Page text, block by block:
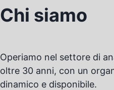
Chi siamo
Operiamo nel settore di
oltre 30 anni, con un
dinamico e disponibile.